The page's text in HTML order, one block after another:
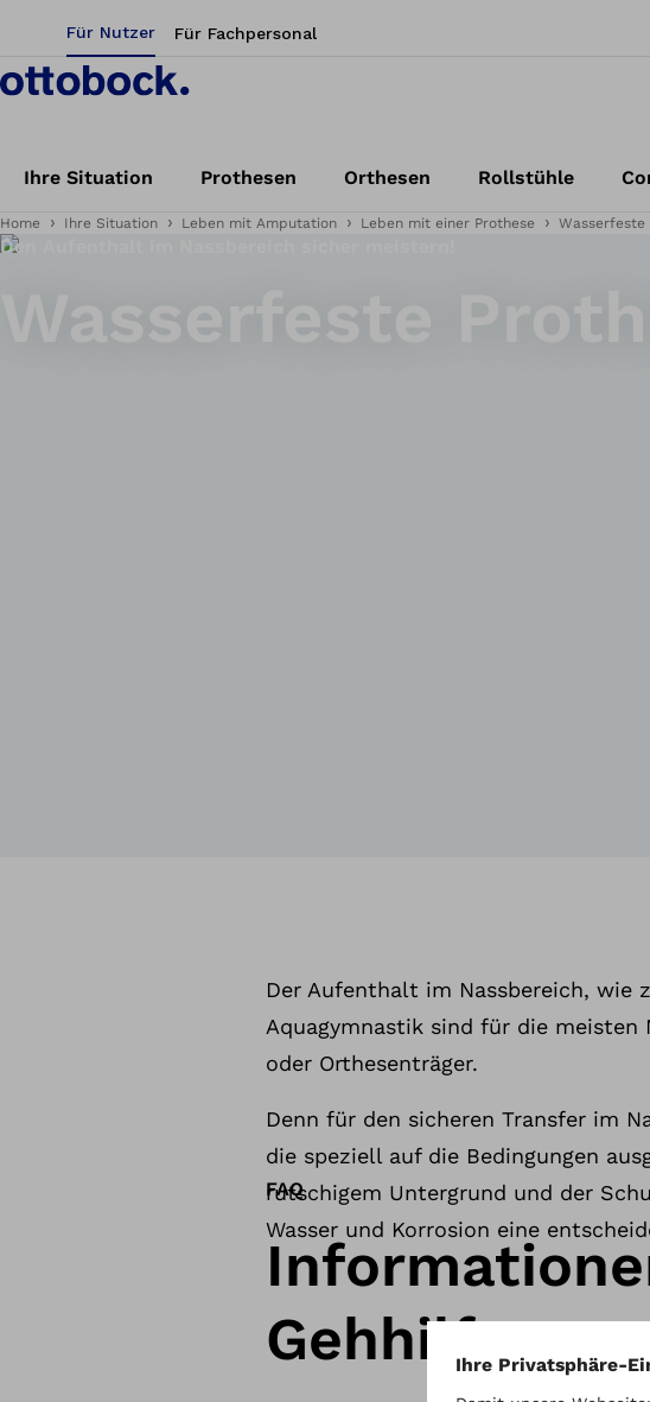
Für Nutzer Für Fachpersonal
Ihre Situation Prothesen Orthesen Rollstühle
Home Ihre Situation Leben mit Amputation Leben mit einer Prothese Wasserfeste
Den Aufenthalt im Nassbereich sicher meistern!
Der Aufenthalt im Nassbereich, wie
Aquagymnastik sind für die
oder Orthesenträger.
Denn für den sicheren Transfer im
die speziell auf die Bedingungen
rutschigem Untergrund und der
Wasser und Korrosion eine
FAQ
Gehhilfen